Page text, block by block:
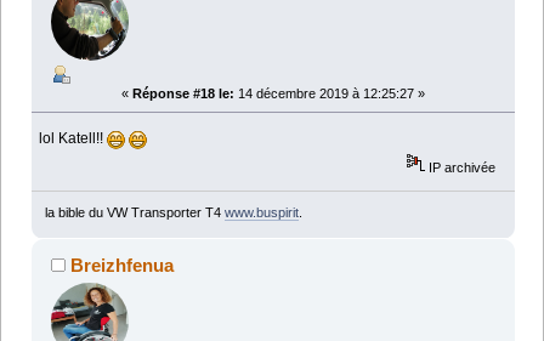
« Réponse #18 le: 14 décembre 2019 à 12:25:27 »
lol Katell!!
IP archivée
la bible du VW Transporter T4 www.buspirit.
Breizhfenua